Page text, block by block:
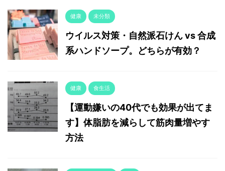
健康 未分類
ウイルス対策・自然派石けん vs 合成
系ハンドソープ。どちらが有効？
健康 食生活
【運動嫌いの40代でも効果が出てま
す】体脂肪を減らして筋肉量増やす
方法